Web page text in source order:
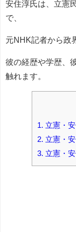
安住淳氏は、立憲
で、
元NHK記者から政
彼の経歴や学歴、
触れます。
1. 立憲・
2. 立憲・
3. 立憲・